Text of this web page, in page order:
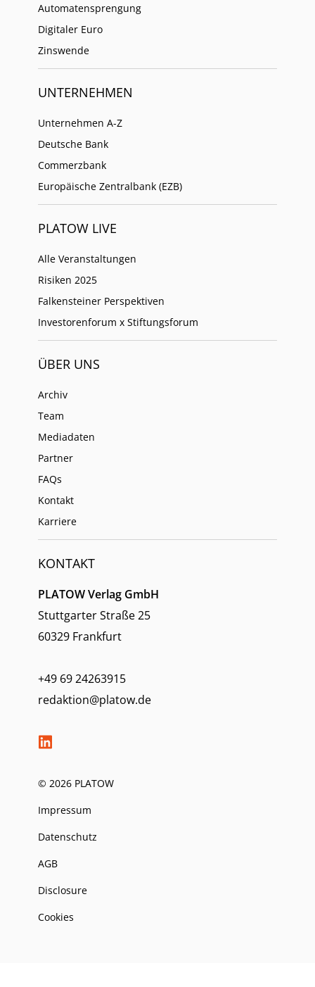
Automatensprengung
Digitaler Euro
Zinswende
UNTERNEHMEN
Unternehmen A-Z
Deutsche Bank
Commerzbank
Europäische Zentralbank (EZB)
PLATOW LIVE
Alle Veranstaltungen
Risiken 2025
Falkensteiner Perspektiven
Investorenforum x Stiftungsforum
ÜBER UNS
Archiv
Team
Mediadaten
Partner
FAQs
Kontakt
Karriere
KONTAKT
PLATOW Verlag GmbH
Stuttgarter Straße 25
60329 Frankfurt
+49 69 24263915
redaktion@platow.de
© 2026 PLATOW
Impressum
Datenschutz
AGB
Disclosure
Cookies